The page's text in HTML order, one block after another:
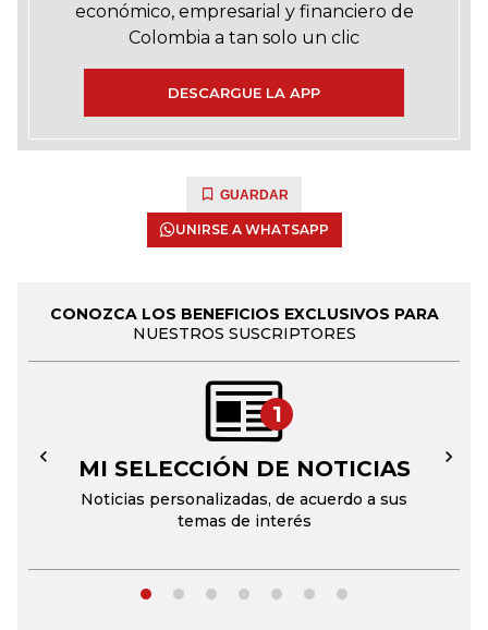
económico, empresarial y financiero de
Colombia a tan solo un clic
DESCARGUE LA APP
GUARDAR
UNIRSE A WHATSAPP
CONOZCA LOS BENEFICIOS EXCLUSIVOS PARA
NUESTROS SUSCRIPTORES
1
MI SELECCIÓN DE NOTICIAS
Noticias personalizadas, de acuerdo a sus
temas de interés
← →